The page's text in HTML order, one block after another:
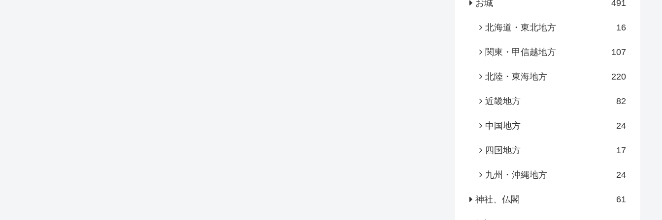
お城 491
北海道・東北地方 16
関東・甲信越地方 107
北陸・東海地方 220
近畿地方 82
中国地方 24
四国地方 17
九州・沖縄地方 24
神社、仏閣 61